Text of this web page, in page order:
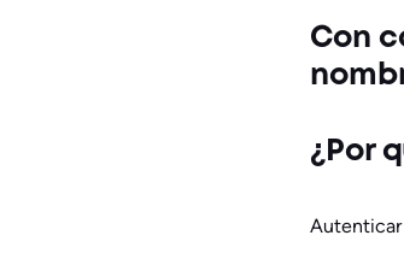
Con
¿Por